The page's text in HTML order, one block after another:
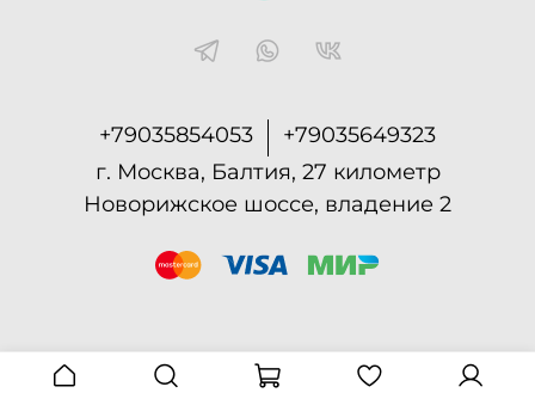
+79035854053
+79035649323
г. Москва, Балтия, 27 километр
Новорижское шоссе, владение 2